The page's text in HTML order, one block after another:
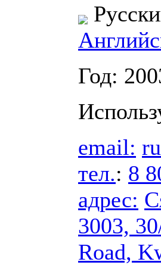
Год:
email:
тел.: 8
адрес:
3003,
Road,